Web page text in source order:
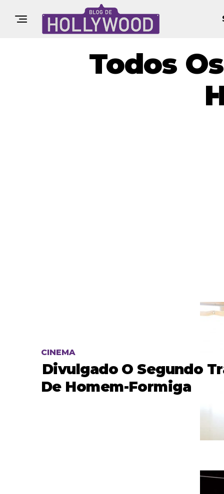
Todos
CINEMA
Divulgado O Segundo
De Homem-Formiga